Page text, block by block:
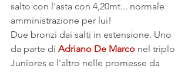
salto con l'asta con 4,20mt... normale
amministrazione per lui!
Due bronzi dai salti in estensione. Uno
da parte di Adriano De Marco nel triplo
Juniores e l'altro nelle promesse da